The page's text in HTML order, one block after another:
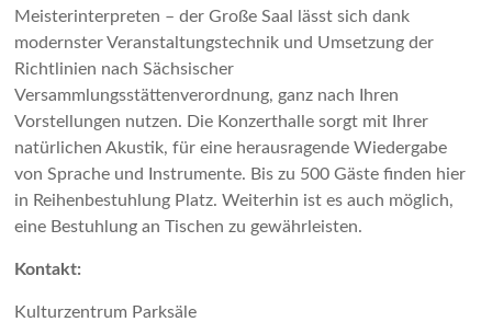
Meisterinterpreten – der Große Saal lässt sich dank
modernster Veranstaltungstechnik und Umsetzung der
Richtlinien nach Sächsischer
Versammlungsstättenverordnung, ganz nach Ihren
Vorstellungen nutzen. Die Konzerthalle sorgt mit Ihrer
natürlichen Akustik, für eine herausragende Wiedergabe
von Sprache und Instrumente. Bis zu 500 Gäste finden hier
in Reihenbestuhlung Platz. Weiterhin ist es auch möglich,
eine Bestuhlung an Tischen zu gewährleisten.
Kontakt:
Kulturzentrum Parksäle